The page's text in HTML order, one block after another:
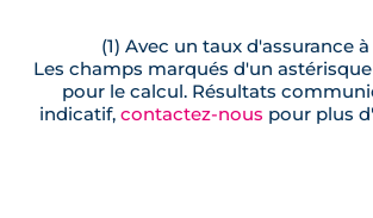
(1) Avec un taux d'assurance à
Les champs marqués d'un
pour le calcul. Résultats
indicatif, contactez-nous pour plus